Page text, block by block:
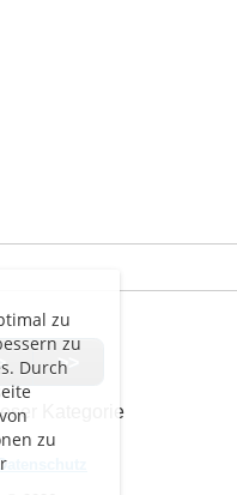
zu
zu
Durch
zu
>>
Kategorie